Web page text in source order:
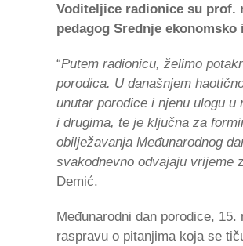
Voditeljice radionice su prof.
pedagog Srednje
“Putem radionicu, želimo
porodica. U današnjem
unutar porodice i njenu ulogu
i drugima, te je ključna za
obilježavanja Međunarodnog
svakodnevno odvajaju vrijeme
Demić.
Međunarodni dan porodice,
raspravu o pitanjima koja se